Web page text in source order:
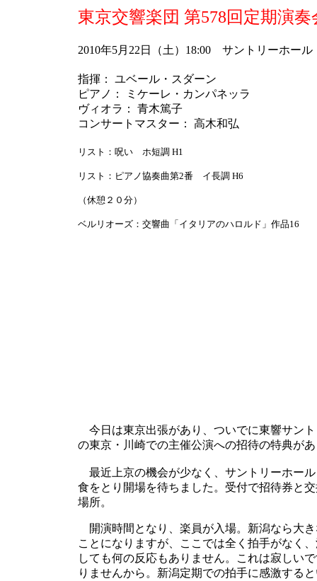
東京交響楽団 第578回定期演奏
2010年5月22日（土）18:00 サントリーホール
指揮： ユベール・スダーン
ピアノ： ミケーレ・カンパネッラ
ヴィオラ： 青木篤子
コンサートマスター： 高木和弘
リスト：呪い ホ短調 H1
リスト：ピアノ協奏曲第2番 イ長調 H6
（休憩２０分）
ベルリオーズ：交響曲「イタリアのハロルド」作品16
今日は東京出張があり、ついでに東響サン
の東京・川崎での主催公演への招待の特典が
最近上京の機会が少なく、サントリーホー
食をとり開場を待ちました。受付で招待券と
場所。
開演時間となり、楽員が入場。新潟なら大
ことになりますが、ここでは全く拍手がなく
しても何の反応もありません。これは寂しい
りませんから。新潟定期での拍手に感激する